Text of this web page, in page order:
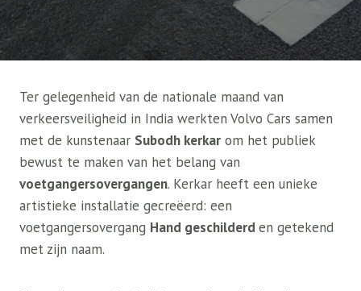
Ter gelegenheid van de nationale maand van
verkeersveiligheid in India werkten Volvo Cars samen
met de kunstenaar Subodh kerkar om het publiek
bewust te maken van het belang van
voetgangersovergangen. Kerkar heeft een unieke
artistieke installatie gecreëerd: een
voetgangersovergang Hand geschilderd en getekend
met zijn naam.